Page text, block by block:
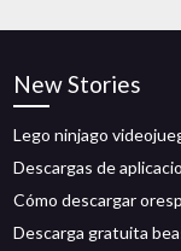
New Stories
Lego ninjago
Descargas de
Cómo descargar
Descarga gratuita